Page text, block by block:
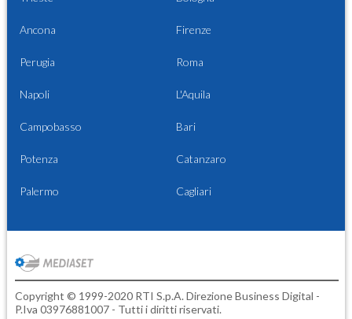
Ancona Firenze
Perugia Roma
Napoli L'Aquila
Campobasso Bari
Potenza Catanzaro
Palermo Cagliari
Copyright © 1999-2020 RTI S.p.A. Direzione Business Digital -
P.Iva 03976881007 - Tutti i diritti riservati.